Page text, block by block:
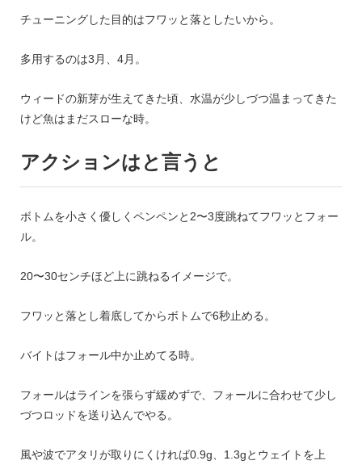
チューニングした目的はフワッと落としたいから。
多用するのは3月、4月。
ウィードの新芽が生えてきた頃、水温が少しづつ温まってきた
けど魚はまだスローな時。
アクションはと言うと
ボトムを小さく優しくペンペンと2〜3度跳ねてフワッとフォー
ル。
20〜30センチほど上に跳ねるイメージで。
フワッと落とし着底してからボトムで6秒止める。
バイトはフォール中か止めてる時。
フォールはラインを張らず緩めずで、フォールに合わせて少し
づつロッドを送り込んでやる。
風や波でアタリが取りにくければ0.9g、1.3gとウェイトを上